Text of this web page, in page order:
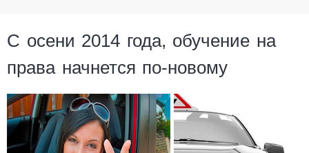
С осени 2014 года, обучение на
права начнется по-новому